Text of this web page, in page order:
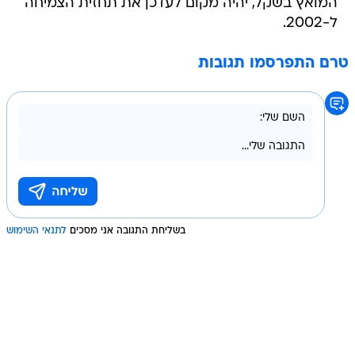
המואץ בשקל, יהיה מקום לעדכן את תחזית הצמיחה
ל-2002.
טרם התפרסמו תגובות
בשליחת התגובה אני מסכים לתנאי השימוש